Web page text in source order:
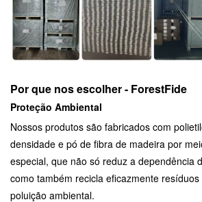
Por que nos escolher - ForestFide
Proteção Ambiental
Nossos produtos são fabricados com
densidade e pó de fibra de madeira por
especial, que não só reduz a dependência
como também recicla eficazmente
poluição ambiental.